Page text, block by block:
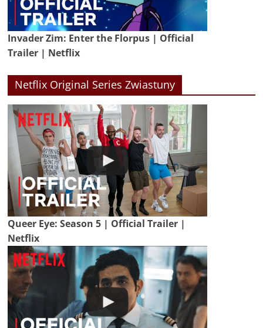
Invader Zim: Enter the Florpus | Official
Trailer | Netflix
Netflix Original Series Zwiastuny
Queer Eye: Season 5 | Official Trailer |
Netflix